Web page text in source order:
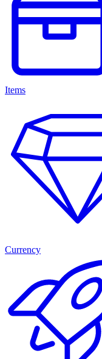
Items
Currency